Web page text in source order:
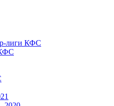
лиги КФС